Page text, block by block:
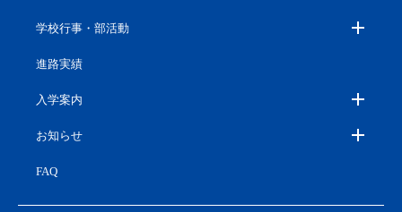
学校行事・部活動
進路実績
入学案内
お知らせ
FAQ